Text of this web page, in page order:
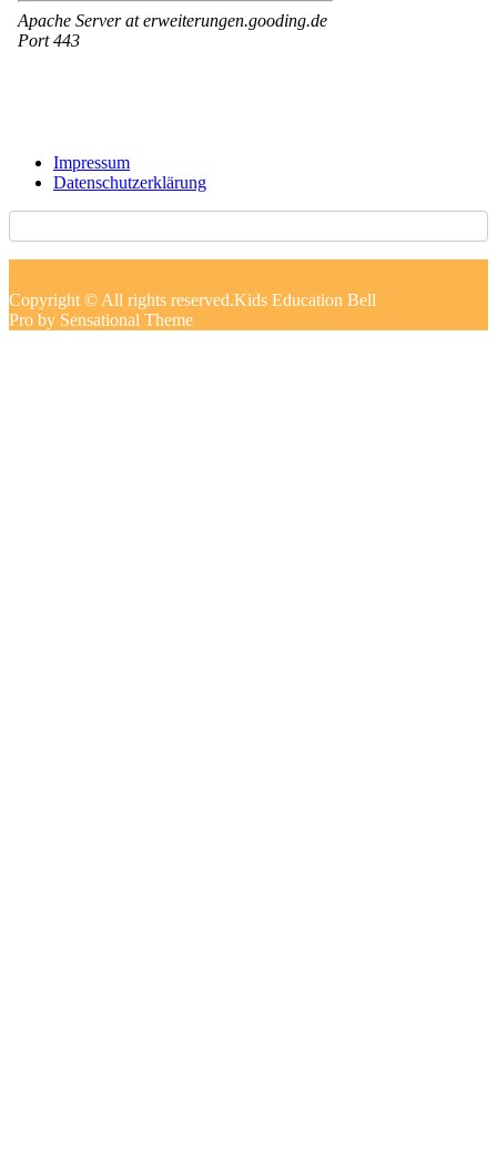
Impressum
Datenschutzerklärung
Copyright © All rights reserved.Kids Education Bell
Pro by Sensational Theme